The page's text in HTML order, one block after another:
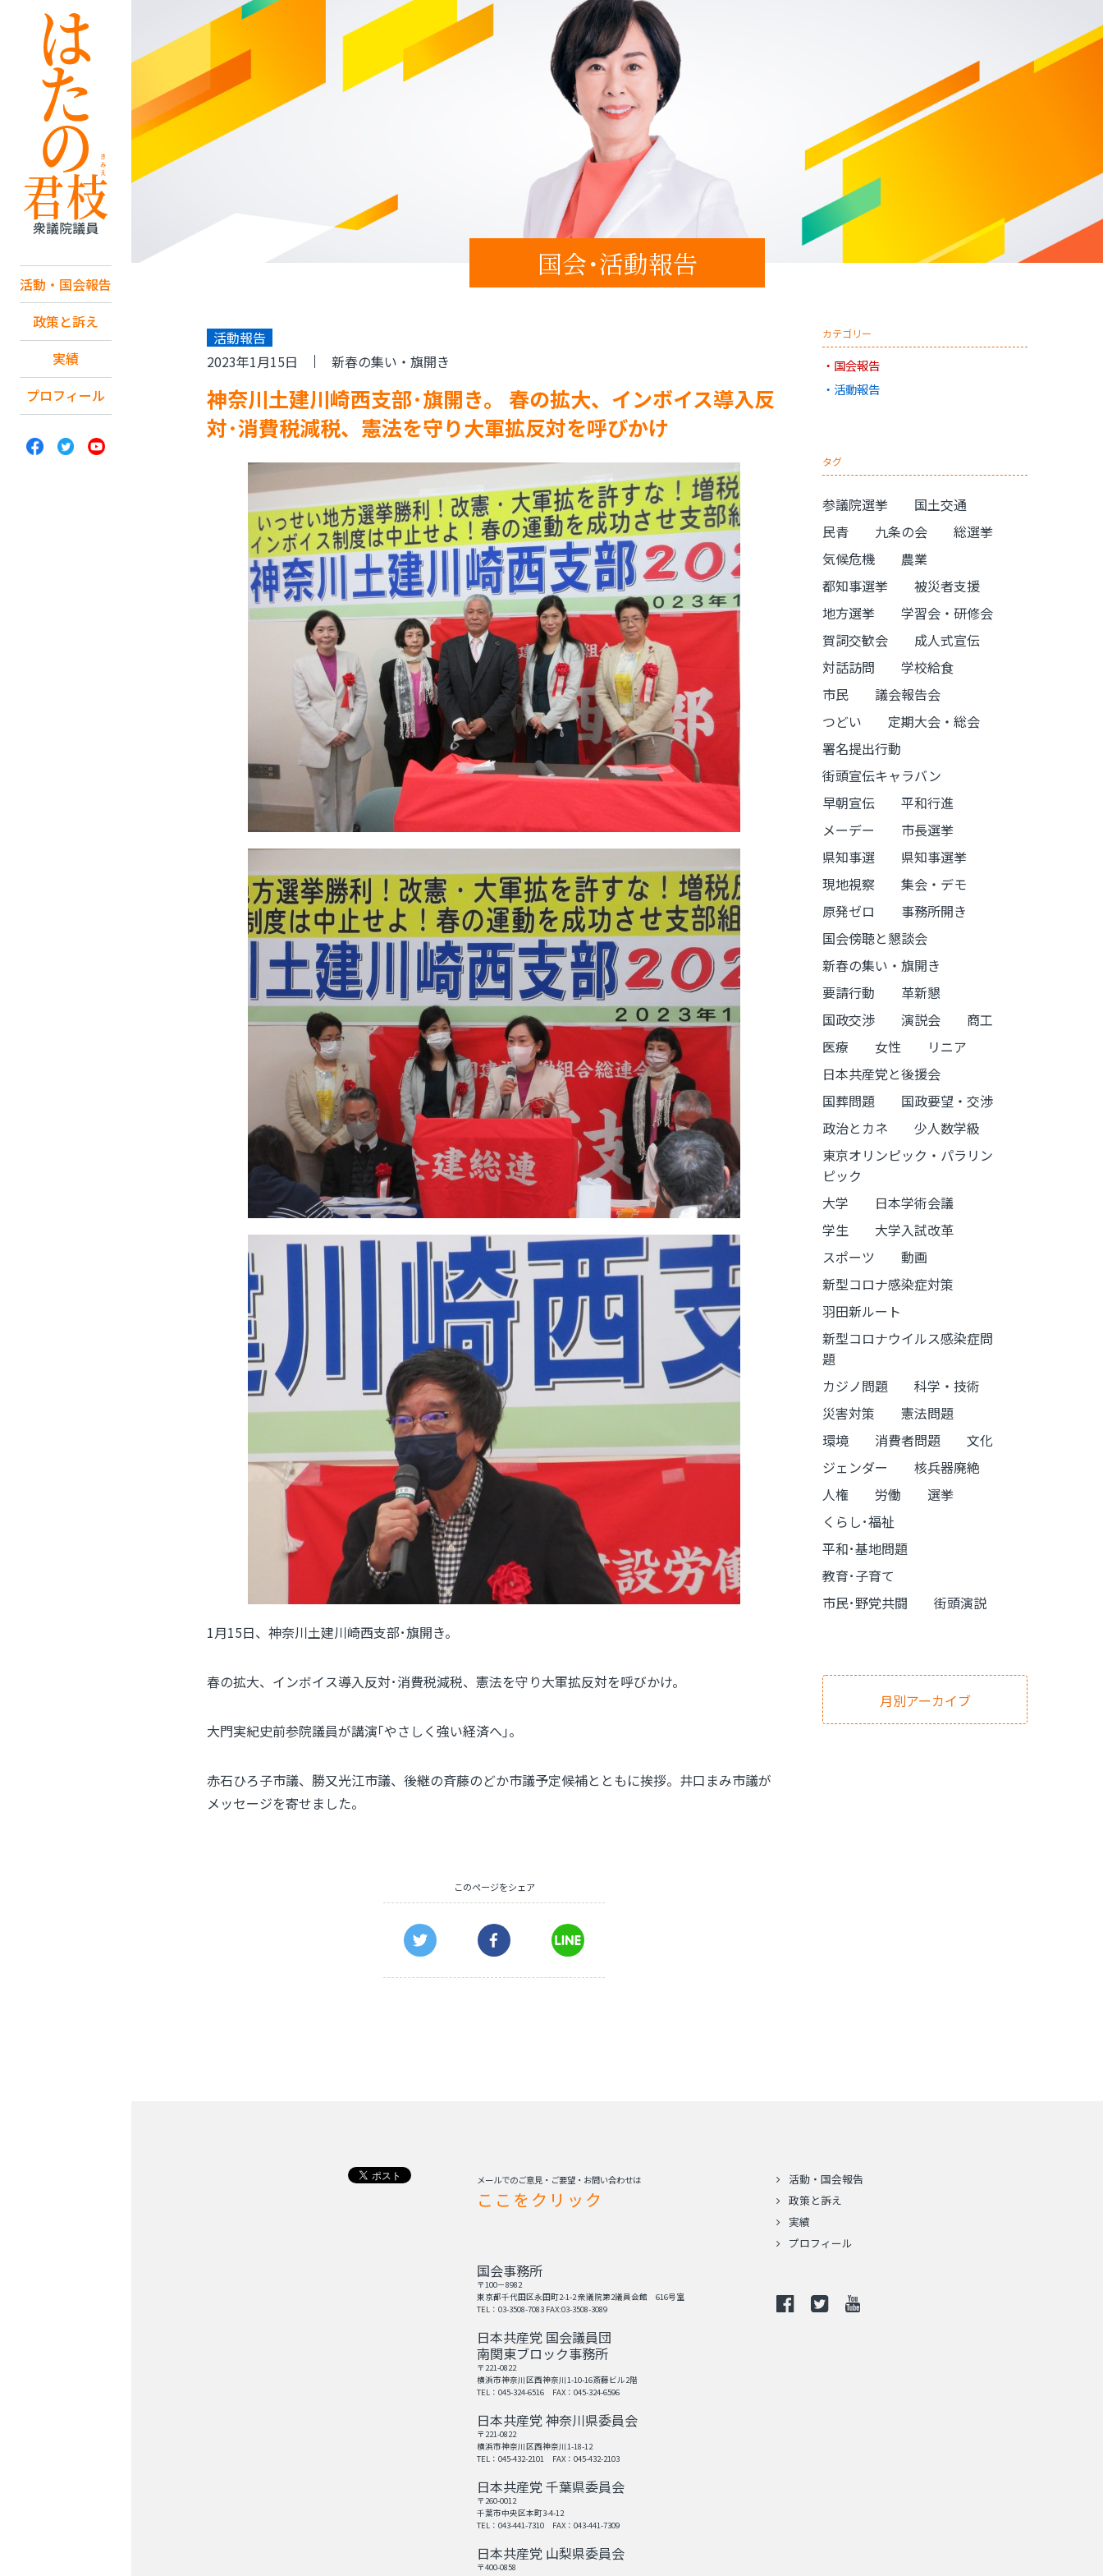
日本共産党 南関東ブロ
活動・国会報告
政策と訴え
実績
プロフィール
国会･活動報告
活動報告
2023年1月15日
新春の集い・旗開き
神奈川土建川崎西支部･旗開き。 春の拡大、インボイス導入反
対･消費税減税、憲法を守り大軍拡反対を呼びかけ
1月15日、神奈川土建川崎西支部･旗開き。
春の拡大、インボイス導入反対･消費税減税、憲法を守り大軍拡反対を呼びかけ。
大門実紀史前参院議員が講演｢やさしく強い経済へ｣。
赤石ひろ子市議、勝又光江市議、後継の斉藤のどか市議予定候補とともに挨拶。井口まみ市議が
メッセージを寄せました。
このページをシェア
カテゴリー
国会報告
活動報告
タグ
参議院選挙
国土交通
民青
九条の会
総選挙
気候危機
農業
都知事選挙
被災者支援
地方選挙
学習会・研修会
賀詞交歓会
成人式宣伝
対話訪問
学校給食
市民
議会報告会
つどい
定期大会・総会
署名提出行動
街頭宣伝キャラバン
早朝宣伝
平和行進
メーデー
市長選挙
県知事選
県知事選挙
現地視察
集会・デモ
原発ゼロ
事務所開き
国会傍聴と懇談会
新春の集い・旗開き
要請行動
革新懇
国政交渉
演説会
商工
医療
女性
リニア
日本共産党と後援会
国葬問題
国政要望・交渉
政治とカネ
少人数学級
東京オリンピック・パラリン
ピック
大学
日本学術会議
学生
大学入試改革
スポーツ
動画
新型コロナ感染症対策
羽田新ルート
新型コロナウイルス感染症問
題
カジノ問題
科学・技術
災害対策
憲法問題
環境
消費者問題
文化
ジェンダー
核兵器廃絶
人権
労働
選挙
くらし･福祉
平和･基地問題
教育･子育て
市民･野党共闘
街頭演説
月別アーカイブ
メールでのご意見・ご要望・お問い合わせは
ここをクリック
国会事務所
〒100－8982
東京都千代田区永田町2-1-2 衆議院第2議員会館 616号室
TEL：03-3508-7083 FAX:03-3508-3089
日本共産党 国会議員団
南関東ブロック事務所
〒221-0822
横浜市神奈川区西神奈川1-10-16斎藤ビル2階
TEL：045-324-6516 FAX：045-324-6596
日本共産党 神奈川県委員会
〒221-0822
横浜市神奈川区西神奈川1-18-12
TEL：045-432-2101 FAX：045-432-2103
日本共産党 千葉県委員会
〒260-0012
千葉市中央区本町3-4-12
TEL：043-441-7310 FAX：043-441-7309
日本共産党 山梨県委員会
〒400-0858
活動・国会報告
政策と訴え
実績
プロフィール